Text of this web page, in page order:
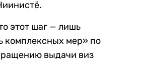
этот шаг — лишь
комплексных мер» по
выдачи виз